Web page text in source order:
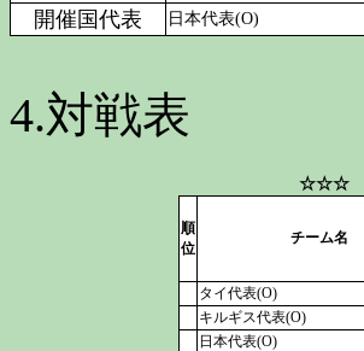
開催国代表 日本代表(O)
4.対戦表
☆☆☆
順
位
チーム名
タイ代表(O)
キルギス代表(O)
日本代表(O)